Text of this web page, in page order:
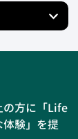
の方に「Life
験」を提